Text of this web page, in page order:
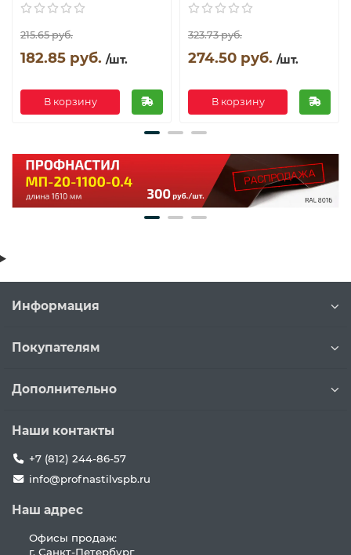
215.65 руб.
182.85 руб. /шт.
В корзину
323.73 руб.
274.50 руб. /шт.
В корзину
Информация
Покупателям
Дополнительно
Наши контакты
+7 (812) 244-86-57
info@profnastilvspb.ru
Наш адрес
Офисы продаж:
г. Санкт-Петербург